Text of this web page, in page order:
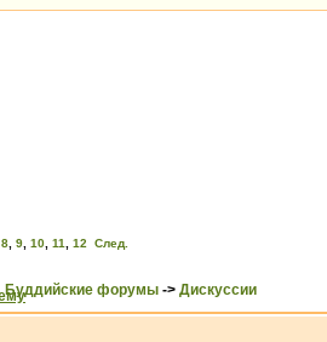
8 9 10 11 12 След.
Буддийские форумы -> Дискуссии